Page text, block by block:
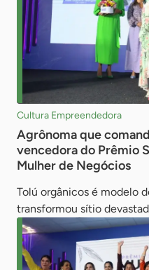
Cultura Empreendedora
Agrônoma que
vencedora do Prêmio
Mulher de Negócios
Tolú orgânicos é modelo
transformou sítio